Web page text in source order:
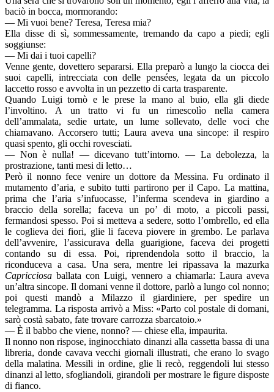
baciò in bocca, mormorando:
— Mi vuoi bene? Teresa, Teresa mia?
Ella disse di sì, sommessamente, tremando da capo a piedi; egli
soggiunse:
— Mi dai i tuoi capelli?
Venne gente, dovettero separarsi. Ella preparò a lungo la ciocca dei
suoi capelli, intrecciata con delle pensées, legata da un piccolo
laccetto rosso e avvolta in un pezzetto di carta trasparente.
Quando Luigi tornò e le prese la mano al buio, ella gli diede
l’involtino. A un tratto vi fu un rimescolìo nella camera
dell’ammalata, sedie urtate, un lume sollevato, delle voci che
chiamavano. Accorsero tutti; Laura aveva una sincope: il respiro
quasi spento, gli occhi rovesciati.
— Non è nulla! — dicevano tutt’intorno. — La debolezza, la
prostrazione, tanti mesi di letto…
Però il nonno fece venire un dottore da Messina. Fu ordinato il
mutamento d’aria, e subito tutti partirono per il Capo. La mattina,
prima che l’aria s’infuocasse, l’inferma scendeva in giardino a
braccio della sorella; faceva un po’ di moto, a piccoli passi,
fermandosi spesso. Poi si metteva a sedere, sotto l’ombrello, ed ella
le coglieva dei fiori, glie li faceva piovere in grembo. Le parlava
dell’avvenire, l’assicurava della guarigione, faceva dei progetti
contando su di essa. Poi, riprendendola sotto il braccio, la
riconduceva a casa. Una sera, mentre lei ripassava la mazurka
Capricciosa ballata con Luigi, vennero a chiamarla: Laura aveva
un’altra sincope. Il domani venne il dottore, parlò a lungo col nonno;
poi questi mandò a Milazzo il giardiniere, per spedire un
telegramma. La risposta arrivò a Miss: «Parto col postale di domani,
sarò costà sabato, fate trovare carrozza sbarcatoio.»
— È il babbo che viene, nonno? — chiese ella, impaurita.
Il nonno non rispose, inginocchiato dinanzi alla cassetta bassa di una
libreria, donde cavava vecchi giornali illustrati, che erano lo svago
della malatina. Messili in ordine, glie li recò, reggendoli lui stesso
dinanzi al letto, sfogliandoli, girandoli per mostrare le figure disposte
di fianco.